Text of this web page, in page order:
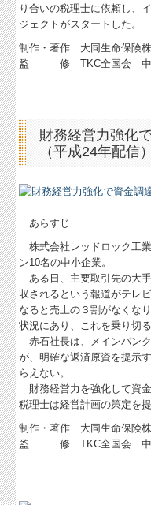
り合いの税理士に依頼し、
ジェクトがスタートした。
制作・著作 大同生命保険
監 修 TKC全国会 中小
財務経営力強化
（平成24年配信）
あらすじ
株式会社レッドロック工
ン10名の中小企業。
ある日、主要取引先の大
収されるという報道がテレ
なると売上の３割がなくな
状況にあり、これを乗り切
赤石社長は、メインバン
が、明確な返済原資を提示
らえない。
財務経営力を強化して資
税理士は経営計画の策定を提
制作・著作 大同生命保険
監 修 TKC全国会 中小